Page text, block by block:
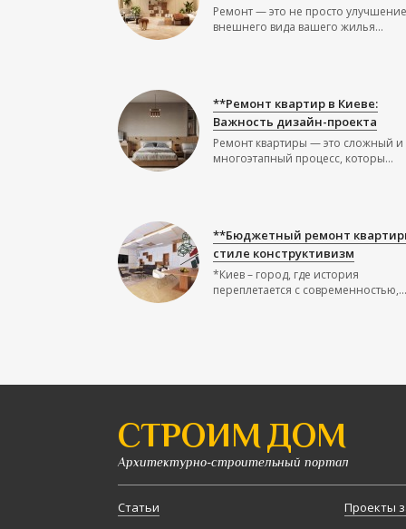
Ремонт — это не просто улучшение
внешнего вида вашего жилья...
**Ремонт квартир в Киеве:
Важность дизайн-проекта
Ремонт квартиры — это сложный и
многоэтапный процесс, которы...
**Бюджетный ремонт
стиле конструктивизм
*Киев – город, где история
переплетается с современностью,...
СТРОИМ ДОМ
Архитектурно-строительный портал
Статьи
Проекты